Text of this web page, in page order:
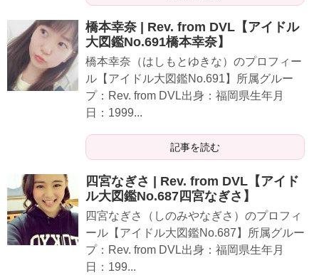
橋本幸奈 | Rev. from DVL【アイドル
大図鑑No.691橋本幸奈】
橋本幸奈（はしもとゆきな）のプロフィー
ル【アイドル大図鑑No.691】所属グルー
プ：Rev. from DVL出身：福岡県生年月
日：1999...
記事を読む
四宮なぎさ | Rev. from DVL【アイド
ル大図鑑No.687四宮なぎさ】
四宮なぎさ（しのみやなぎさ）のプロフィ
ール【アイドル大図鑑No.687】所属グルー
プ：Rev. from DVL出身：福岡県生年月
日：199...